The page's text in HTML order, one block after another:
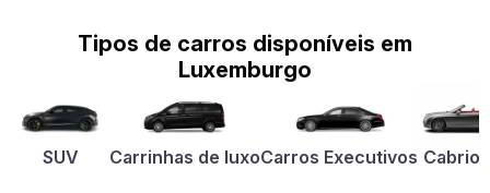
Tipos de carros disponíveis em
Luxemburgo
SUV Carrinhas de luxoCarros Executivos